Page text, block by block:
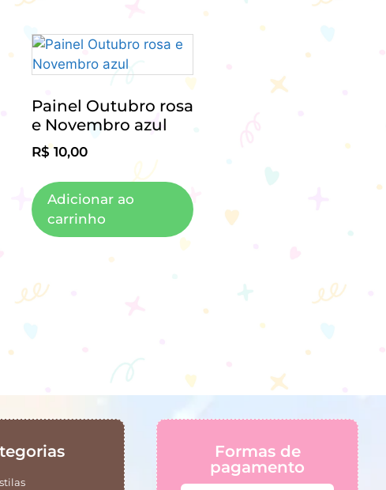
Painel Outubro rosa
e Novembro azul
R$10,00
Adicionar ao
carrinho
Formas de
pagamento